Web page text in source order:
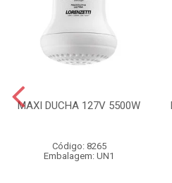
MAXI DUCHA 127V 5500W
Código: 8265
Embalagem: UN1